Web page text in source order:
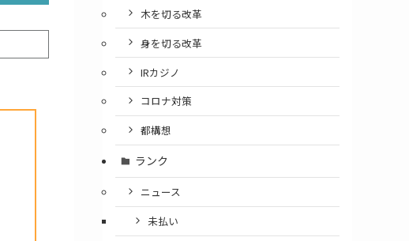
木を切る改革
身を切る改革
IRカジノ
コロナ対策
都構想
ランク
ニュース
未払い